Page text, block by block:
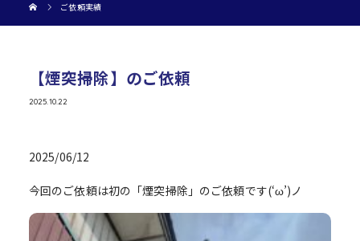
ご依頼実績
【煙突掃除】のご依頼
2025.10.22
2025/06/12
今回のご依頼は初の「煙突掃除」のご依頼です(‘ω’)ノ